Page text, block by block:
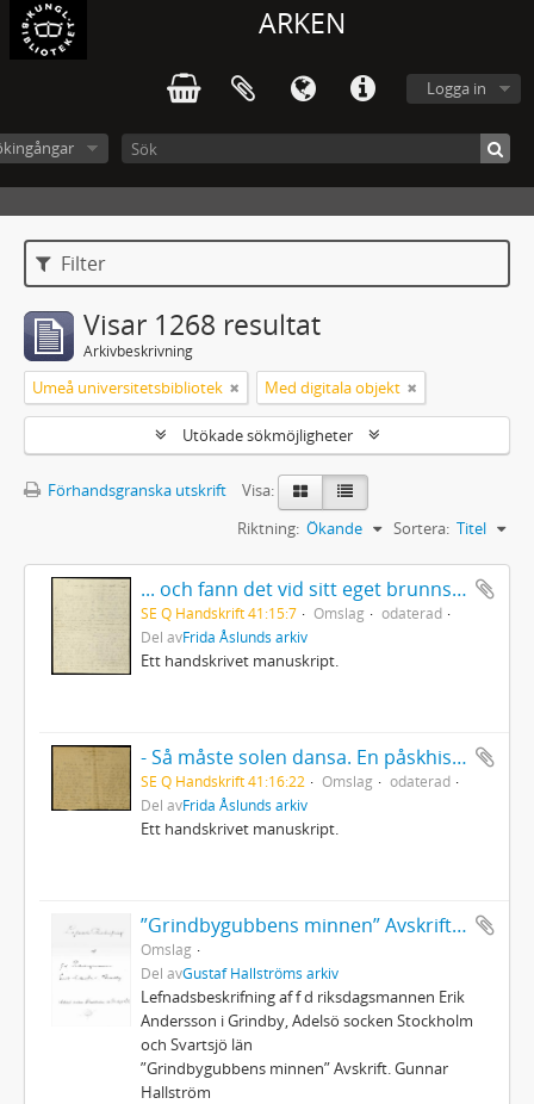
ARKEN
Logga in
Filter
Visar 1268 resultat
Arkivbeskrivning
Umeå universitetsbibliotek Med digitala objekt
Utökade sökmöjligheter
Förhandsgranska utskrift
Visa:
Sortera: Titel
Riktning: Ökande
... och fann det vid sitt eget brunnstak!
SE Q Handskrift 41:15:7 Omslag
odaterad
Del avFrida Åslunds arkiv
Ett handskrivet manuskript.
- Så måste solen dansa. En påskhistoria.
SE Q Handskrift 41:16:22 Omslag
odaterad
Del avFrida Åslunds arkiv
Ett handskrivet manuskript.
”Grindbygubbens minnen” Avskrift. Gunnar Hallström
Omslag
Del avGustaf Hallströms arkiv
Lefnadsbeskrifning af f d riksdagsmannen Erik
Andersson i Grindby, Adelsö socken Stockholm
och Svartsjö län
”Grindbygubbens minnen” Avskrift. Gunnar
Hallström